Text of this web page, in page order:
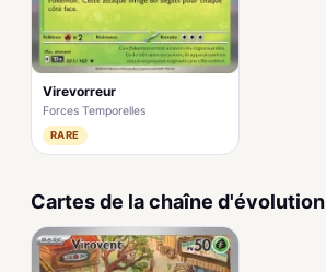
Virevorreur
Forces Temporelles
RARE
Cartes de la chaîne d'évolution